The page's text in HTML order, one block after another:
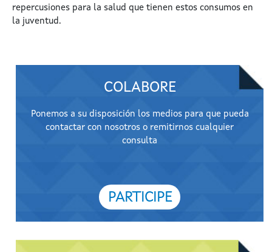
repercusiones para la salud que tienen estos consumos en
la juventud.
COLABORE
Ponemos a su disposición los medios para que pueda
contactar con nosotros o remitirnos cualquier
consulta
PARTICIPE